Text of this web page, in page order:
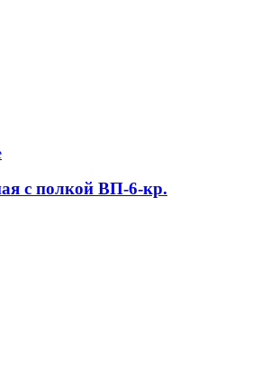
с полкой ВП-6-кр.